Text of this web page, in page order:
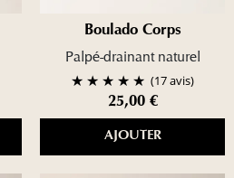
Boulado Corps
Palpé-drainant naturel
(17 avis)
25,00 €
AJOUTER